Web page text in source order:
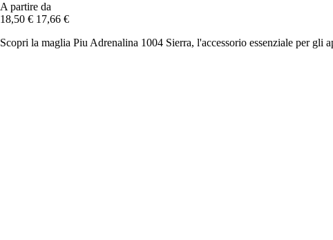
A partire da
18,50 € 17,66 €
Scopri la maglia Piu Adrenalina 1004 Sierra, l'accessorio essenziale per gli